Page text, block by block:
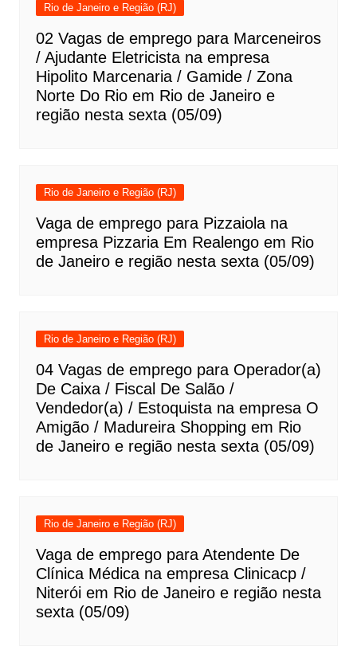
Rio de Janeiro e Região (RJ)
02 Vagas de emprego para Marceneiros
/ Ajudante Eletricista na empresa
Hipolito Marcenaria / Gamide / Zona
Norte Do Rio em Rio de Janeiro e
região nesta sexta (05/09)
Rio de Janeiro e Região (RJ)
Vaga de emprego para Pizzaiola na
empresa Pizzaria Em Realengo em Rio
de Janeiro e região nesta sexta (05/09)
Rio de Janeiro e Região (RJ)
04 Vagas de emprego para Operador(a)
De Caixa / Fiscal De Salão /
Vendedor(a) / Estoquista na empresa O
Amigão / Madureira Shopping em Rio
de Janeiro e região nesta sexta (05/09)
Rio de Janeiro e Região (RJ)
Vaga de emprego para Atendente De
Clínica Médica na empresa Clinicacp /
Niterói em Rio de Janeiro e região nesta
sexta (05/09)